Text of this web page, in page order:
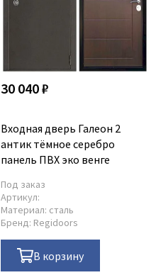
30 040 ₽
Входная дверь Галеон 2
антик тёмное серебро
панель ПВХ эко венге
Под заказ
Артикул:
Материал: сталь
Бренд: Regidoors
В корзину